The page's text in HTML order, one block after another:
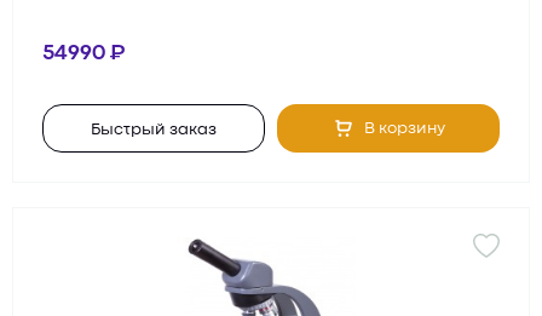
54990
Быстрый заказ В корзину